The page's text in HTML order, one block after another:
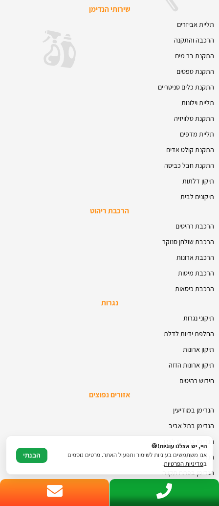
שירותי הנדימן
תליית אביזרים
הרכבה והתקנה
התקנת בר מים
התקנת טפטים
התקנת כלים סניטריים
תליית וילונות
התקנת טלוויזיה
תליית מדפים
התקנת קולט אדים
התקנת חבל כביסה
תיקון דלתות
תיקונים לבית
הרכבת ריהוט
הרכבת רהיטים
הרכבת שולחן סנוקר
הרכבת ארונות
הרכבת מיטות
הרכבת כיסאות
נגרות
תיקוני נגרות
החלפת ידיות לדלת
תיקון ארונות
תיקון ארונות הזזה
חידוש רהיטים
אזורים נפוצים
הנדימן במודיעין
הנדימן בתל אביב
הנדימן בראשון לציון
הנדימן בחיפה
הנדימן בפתח תקווה
הנדימן בהרצליה
הנדימן ברמת גן
היי, יש אצלנו עוגיות!🍪
אנו משתמשים בעוגיות לשיפור ותפעול האתר. פרטים נוספים
במדיניות הפרטיות.
הבנתי